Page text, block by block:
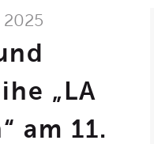
2025
„LA
am 11.